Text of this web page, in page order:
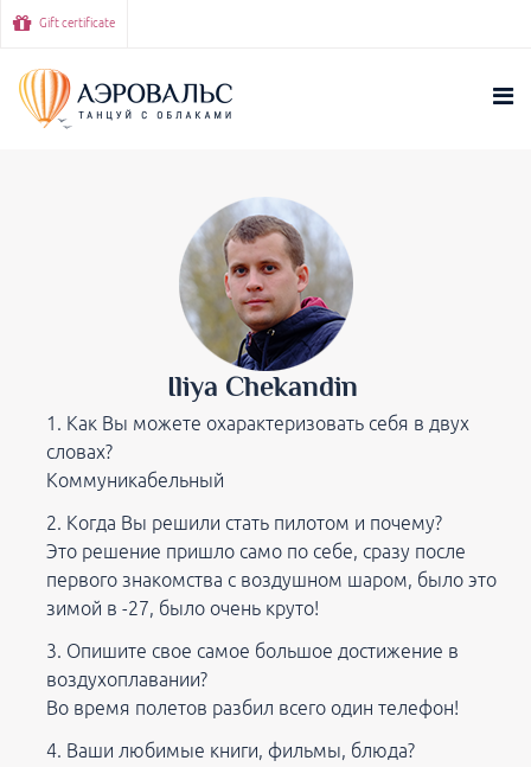
Gift certificate
Iliya Chekandin
Как Вы можете охарактеризовать себя в двух
словах?
Коммуникабельный
Когда Вы решили стать пилотом и почему?
Это решение пришло само по себе, сразу после
первого знакомства с воздушном шаром, было это
зимой в -27, было очень круто!
Опишите свое самое большое достижение в
воздухоплавании?
Во время полетов разбил всего один телефон!
Ваши любимые книги, фильмы, блюда?